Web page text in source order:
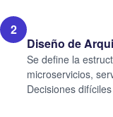
2
Diseño de
Se define la
microservicios,
Decisiones